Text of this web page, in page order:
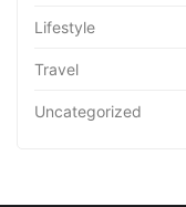
Lifestyle
Travel
Uncategorized